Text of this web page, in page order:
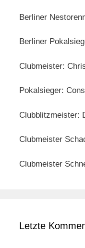
Berliner
Berliner
Clubmeister:
Pokalsieger:
Clubblitzmeister:
Clubmeister
Clubmeister
Letzte